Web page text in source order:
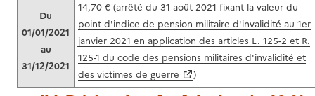
Du
01/01/2021
au
31/12/2021
14,70 € (arrêté du 31 août 2021 fixant la valeur du
point d'indice de pension militaire d'invalidité au 1er
janvier 2021 en application des articles L. 125-2 et R.
125-1 du code des pensions militaires d'invalidité et
des victimes de guerre
)